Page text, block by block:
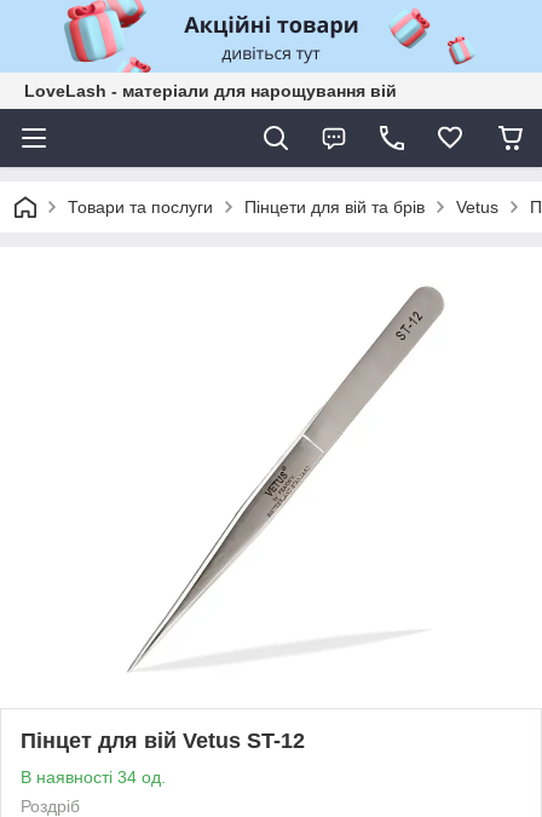
LoveLash - матеріали для нарощування вій
Товари та послуги Пінцети для вій та брів Vetus
Пінцет для вій Vetus ST-12
В наявності 34 од.
Роздріб